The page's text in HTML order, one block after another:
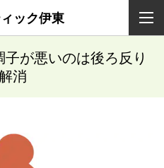
ック伊東
が悪いのは後ろ反り
消